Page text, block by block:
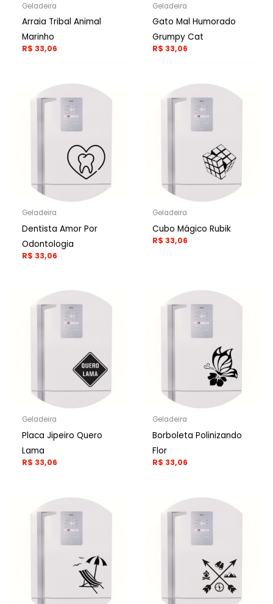
Geladeira
Arraia Tribal Animal
Marinho
R$ 33,06
Geladeira
Gato Mal Humorado
Grumpy Cat
R$ 33,06
Geladeira
Dentista Amor Por
Odontologia
R$ 33,06
Geladeira
Cubo Mágico Rubik
R$ 33,06
Geladeira
Placa Jipeiro Quero
Lama
R$ 33,06
Geladeira
Borboleta Polinizando
Flor
R$ 33,06